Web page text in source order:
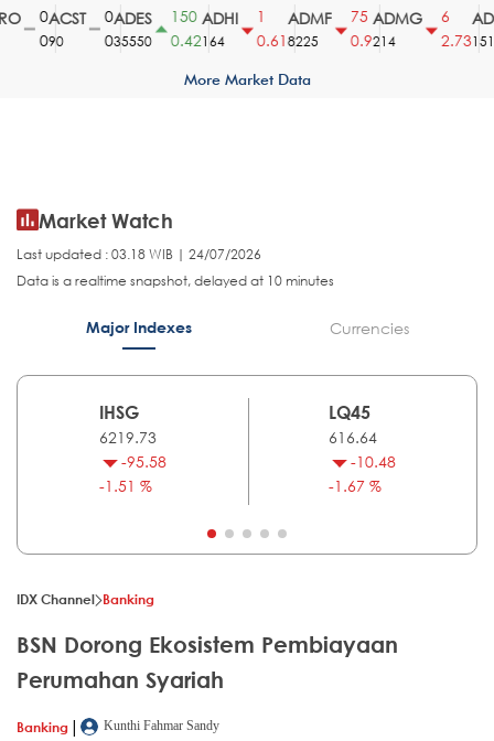
ACST
90
ADES
35550
150
0.42
ADHI
164
0.61
ADMF
8225
75
0.9
ADMG
214
2.731510
More Market Data
Market Watch
Last updated : 03.18 WIB | 24/07/2026
Data is a realtime snapshot, delayed at 10 minutes
Major Indexes Currencies
IHSG
6219.73
-95.58
-1.51 %
LQ45
616.64
-10.48
-1.67 %
IDX Channel Banking
BSN Dorong Ekosistem Pembiayaan
Perumahan Syariah
Banking |
Kunthi Fahmar Sandy